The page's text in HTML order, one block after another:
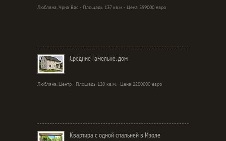
Любляна, Чрна Вас - Площадь 137 кв.м. - Цена 599000 евро
Средние Гамельне, дом
Любляна, Центр - Площадь 120 кв.м. - Цена 2200000 евро
Квартира с одной спальней в Изоле